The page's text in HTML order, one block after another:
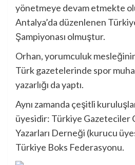
yönetmeye devam etmekte
Antalya’da düzenlenen
Şampiyonası olmuştur.
Orhan, yorumculuk
Türk gazetelerinde spor
yazarlığı da yaptı.
Aynı zamanda çeşitli
üyesidir: Türkiye Gazeteciler
Yazarları Derneği (kurucu
Türkiye Boks Federasyonu.